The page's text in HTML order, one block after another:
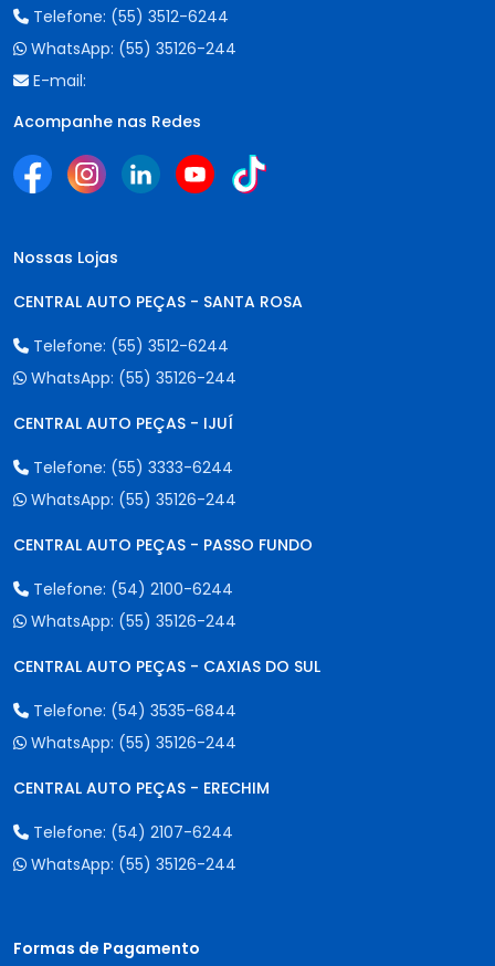
Telefone: (55) 3512-6244
WhatsApp: (55) 35126-244
E-mail:
Acompanhe nas Redes
Nossas Lojas
CENTRAL AUTO PEÇAS - SANTA ROSA
Telefone: (55) 3512-6244
WhatsApp: (55) 35126-244
CENTRAL AUTO PEÇAS - IJUÍ
Telefone: (55) 3333-6244
WhatsApp: (55) 35126-244
CENTRAL AUTO PEÇAS - PASSO FUNDO
Telefone: (54) 2100-6244
WhatsApp: (55) 35126-244
CENTRAL AUTO PEÇAS - CAXIAS DO SUL
Telefone: (54) 3535-6844
WhatsApp: (55) 35126-244
CENTRAL AUTO PEÇAS - ERECHIM
Telefone: (54) 2107-6244
WhatsApp: (55) 35126-244
Formas de Pagamento